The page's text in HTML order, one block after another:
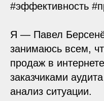
#эффективность
Я — Павел
занимаюсь всем,
продаж в
заказчиками
анализ ситуации.